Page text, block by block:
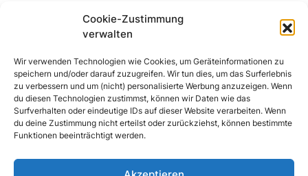
Cookie-Zustimmung
verwalten
Wir verwenden Technologien wie Cookies, um Geräteinformationen zu
speichern und/oder darauf zuzugreifen. Wir tun dies, um das Surferlebnis
zu verbessern und um (nicht) personalisierte Werbung anzuzeigen. Wenn
du diesen Technologien zustimmst, können wir Daten wie das
Surfverhalten oder eindeutige IDs auf dieser Website verarbeiten. Wenn
du deine Zustimmung nicht erteilst oder zurückziehst, können bestimmte
Funktionen beeinträchtigt werden.